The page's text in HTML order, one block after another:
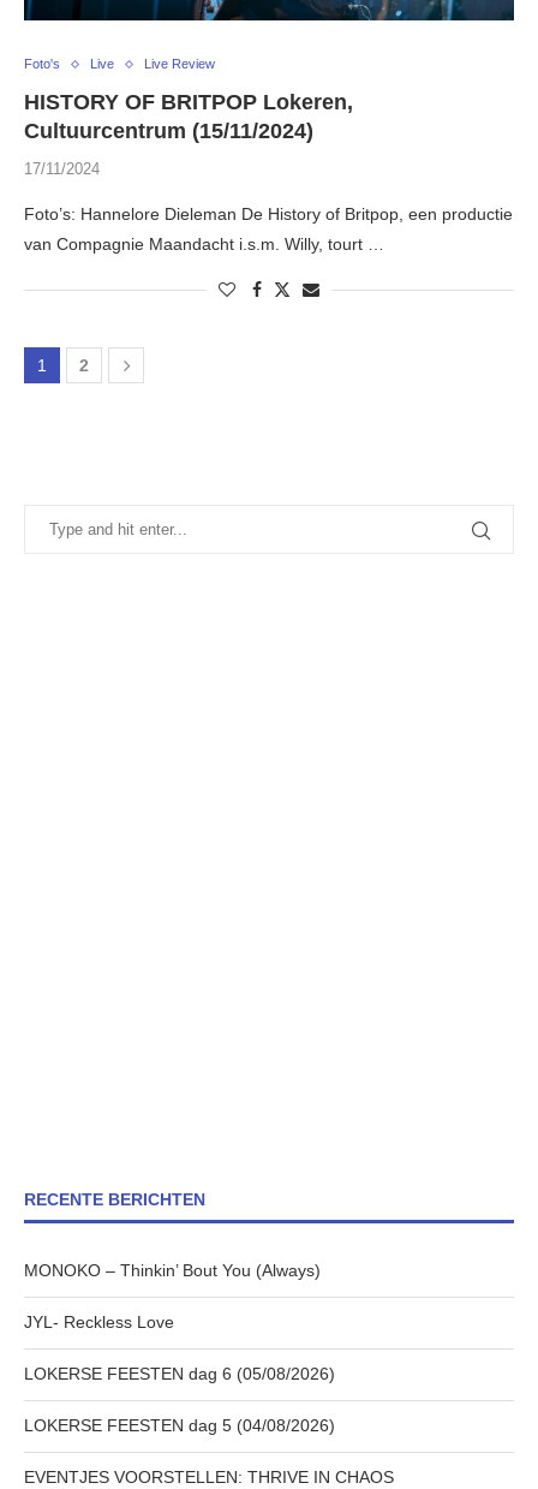
Foto's Live Live Review
HISTORY OF BRITPOP Lokeren,
Cultuurcentrum (15/11/2024)
17/11/2024
Foto’s: Hannelore Dieleman De History of Britpop, een productie
van Compagnie Maandacht i.s.m. Willy, tourt …
1 2
RECENTE BERICHTEN
MONOKO – Thinkin’ Bout You (Always)
JYL- Reckless Love
LOKERSE FEESTEN dag 6 (05/08/2026)
LOKERSE FEESTEN dag 5 (04/08/2026)
EVENTJES VOORSTELLEN: THRIVE IN CHAOS